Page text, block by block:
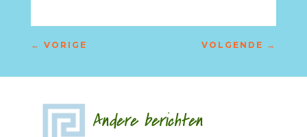
← VORIGE VOLGENDE →
Andere berichten